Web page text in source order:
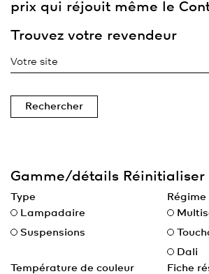
prix qui réjouit même le
Trouvez votre revendeur
Rechercher
Gamme/détails Réinitialiser
Type
Lampadaire
Suspensions
Régime
Dali
Température de couleur
Fiche